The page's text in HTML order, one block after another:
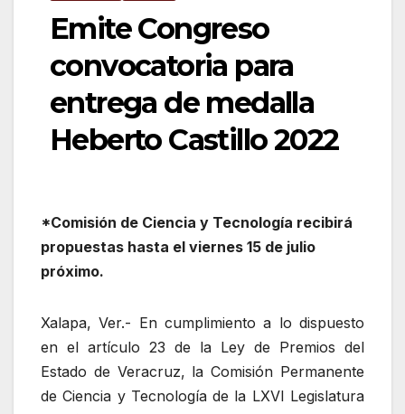
Emite Congreso
convocatoria para
entrega de medalla
Heberto Castillo 2022
*Comisión de Ciencia y Tecnología recibirá
propuestas hasta el viernes 15 de julio
próximo.
Xalapa, Ver.- En cumplimiento a lo dispuesto
en el artículo 23 de la Ley de Premios del
Estado de Veracruz, la Comisión Permanente
de Ciencia y Tecnología de la LXVI Legislatura